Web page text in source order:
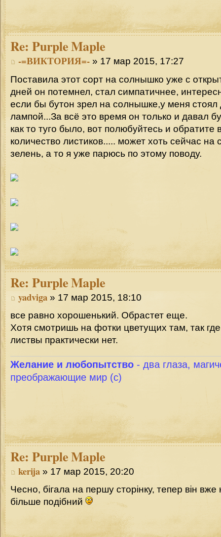
Re: Purple Maple
-=ВИКТОРИЯ=- » 17 мар 2015, 17:27
Поставила этот сорт на солнышко уже с
дней он потемнел, стал симпатичнее,
если бы бутон зрел на солнышке,у меня стоял
лампой...За всё это время он только и давал
как то туго было, вот полюбуйтесь и обратите
количество листиков..... может хоть сейчас
зелень, а то я уже парюсь по этому поводу.
Re: Purple Maple
yadviga » 17 мар 2015, 18:10
все равно хорошенький. Обрастет еще.
Хотя смотришь на фотки цветущих там, так
листвы практически нет.
Желание и любопытство - два глаза,
преображающие мир (с)
Re: Purple Maple
kerija » 17 мар 2015, 20:20
Чесно, бігала на першу сторінку, тепер він
більше подібний